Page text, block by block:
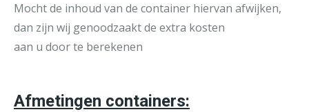
Mocht de inhoud van de container hiervan afwijken,
dan zijn wij genoodzaakt de extra kosten
aan u door te berekenen
Afmetingen containers: